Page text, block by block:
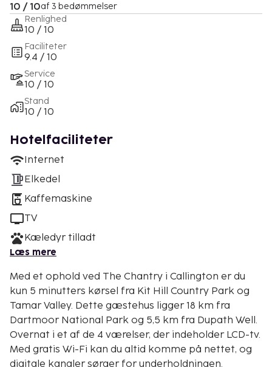
10 / 10af 3 bedømmelser
Renlighed
10 / 10
Faciliteter
9.4 / 10
Service
10 / 10
Stand
10 / 10
Hotelfaciliteter
Internet
Elkedel
Kaffemaskine
TV
Kæledyr tilladt
Læs mere
Med et ophold ved The Chantry i Callington er du
kun 5 minutters kørsel fra Kit Hill Country Park og
Tamar Valley. Dette gæstehus ligger 18 km fra
Dartmoor National Park og 5,5 km fra Dupath Well.
Overnat i et af de 4 værelser, der indeholder LCD-tv.
Med gratis Wi-Fi kan du altid komme på nettet, og
digitale kanaler sørger for underholdningen.